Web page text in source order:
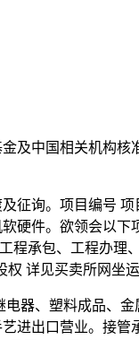
中国相关机构核
询。项目编号 项
硬件。欲领会以
程承包、工程办
详见买卖所网坐
、塑料成品、金
进出口营业。接